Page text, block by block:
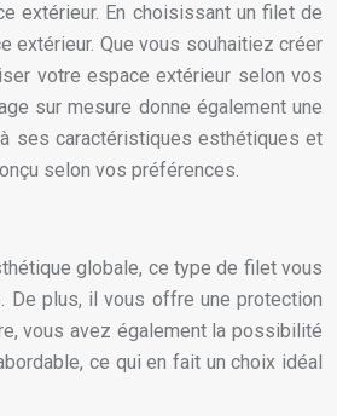
extérieur. En choisissant un filet de
extérieur. Que vous souhaitiez créer
votre espace extérieur selon vos
sur mesure donne également une
ses caractéristiques esthétiques et
selon vos préférences.
globale, ce type de filet vous
De plus, il vous offre une protection
vous avez également la possibilité
ce qui en fait un choix idéal